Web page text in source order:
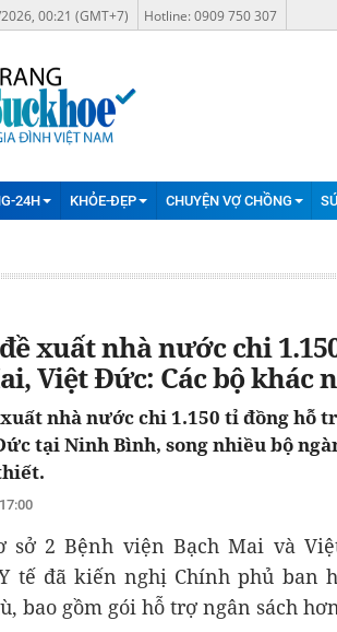
00:21 (GMT+7) Hotline: 0909 750 307
24H KHỎE-ĐẸP CHUYỆN VỢ CHỒNG
xuất nhà nước chi
Việt Đức: Các bộ khác
nhà nước chi 1.150 tỉ đồng hỗ
tại Ninh Bình, song nhiều bộ
sở 2 Bệnh viện Bạch Mai và
tế đã kiến nghị Chính phủ ban
bao gồm gói hỗ trợ ngân sách